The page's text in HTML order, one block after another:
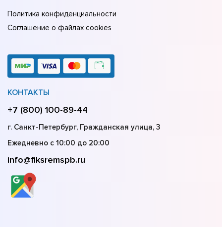
Политика конфиденциальности
Соглашение о файлах cookies
КОНТАКТЫ
+7 (800) 100-89-44
г. Санкт-Петербург, Гражданская улица, 3
Ежедневно с 10:00 до 20:00
info@fiksremspb.ru